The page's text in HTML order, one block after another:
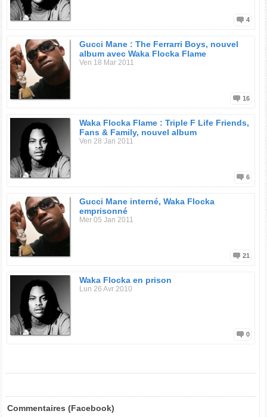
4
Gucci Mane : The Ferrarri Boys, nouvel
album avec Waka Flocka Flame
Ven 18 Mar 2011
16
Waka Flocka Flame : Triple F Life Friends,
Fans & Family, nouvel album
Ven 28 Jan 2011
6
Gucci Mane interné, Waka Flocka
emprisonné
Mer 05 Jan 2011
21
Waka Flocka en prison
Lun 26 Avr 2010
0
Commentaires (Facebook)